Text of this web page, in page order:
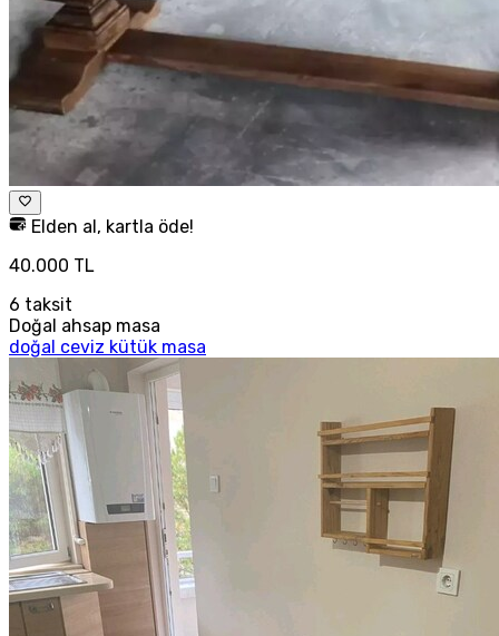
Elden al, kartla öde!
40.000 TL
6 taksit
Doğal ahsap masa
doğal ceviz kütük masa